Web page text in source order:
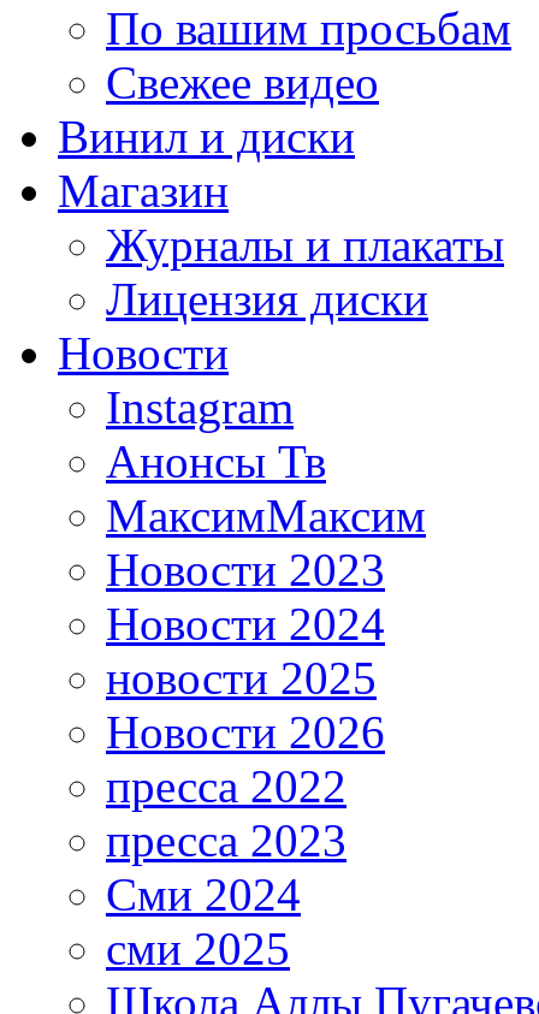
По вашим просьбам
Свежее видео
Винил и диски
Магазин
Журналы и плакаты
Лицензия диски
Новости
Instagram
Анонсы Тв
МаксимМаксим
Новости 2023
Новости 2024
новости 2025
Новости 2026
пресса 2022
пресса 2023
Сми 2024
сми 2025
Школа Аллы